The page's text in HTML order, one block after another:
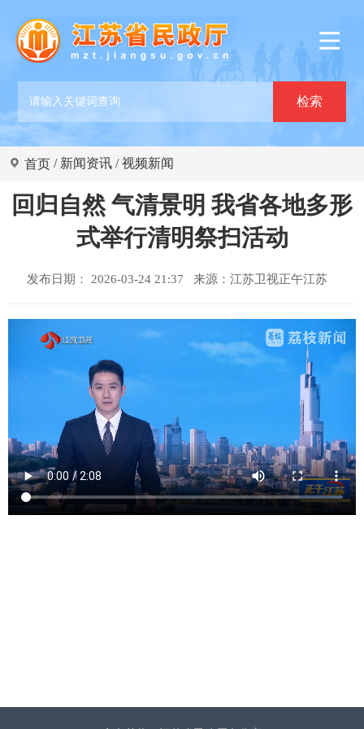
首页 / 新闻资讯 /视频新闻
回归自然 气清景明 我省各地多形
式举行清明祭扫活动
发布日期： 2026-03-24 21:37 来源： 江苏卫视正午江苏